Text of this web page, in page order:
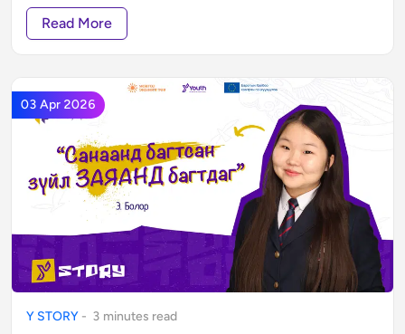
Read More
03 Apr 2026
Y STORY - 3 minutes read